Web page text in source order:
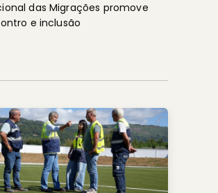
das Migrações promove
e inclusão